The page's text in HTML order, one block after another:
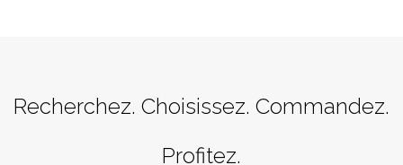
Recherchez. Choisissez. Commandez.
Profitez.